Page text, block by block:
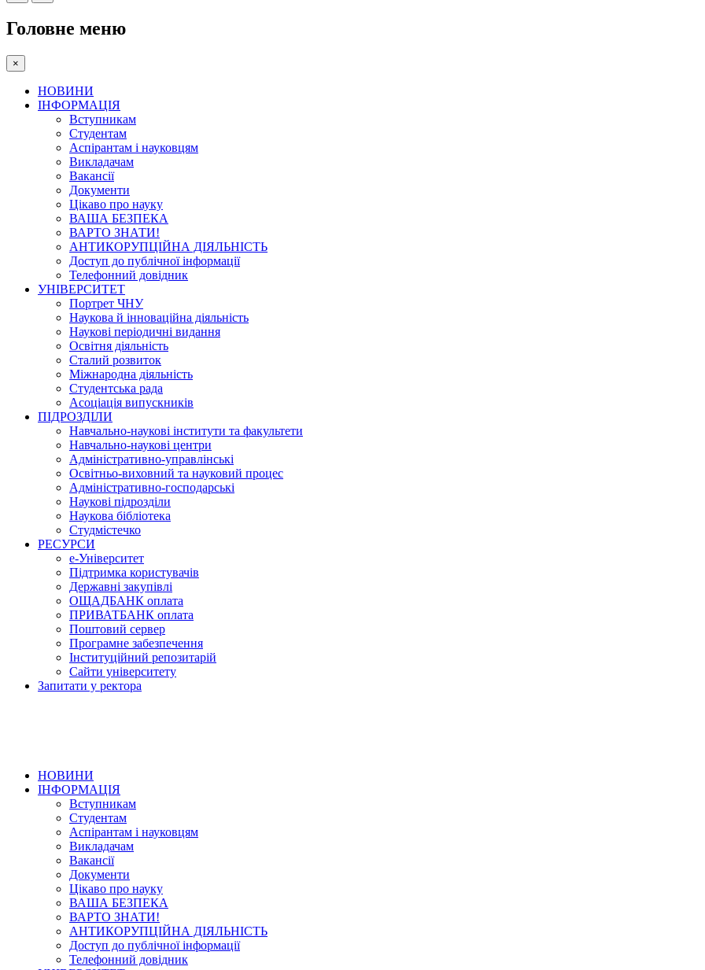
Головне меню
×
НОВИНИ
ІНФОРМАЦІЯ
Вступникам
Студентам
Аспірантам і науковцям
Викладачам
Вакансії
Документи
Цікаво про науку
ВАША БЕЗПЕКА
ВАРТО ЗНАТИ!
АНТИКОРУПЦІЙНА ДІЯЛЬНІСТЬ
Доступ до публічної інформації
Телефонний довідник
УНІВЕРСИТЕТ
Портрет ЧНУ
Наукова й інноваційна діяльність
Наукові періодичні видання
Освітня діяльність
Сталий розвиток
Міжнародна діяльність
Студентська рада
Асоціація випускників
ПІДРОЗДІЛИ
Навчально-наукові інститути та факультети
Навчально-наукові центри
Адміністративно-управлінські
Освітньо-виховний та науковий процес
Адміністративно-господарські
Наукові підрозділи
Наукова бібліотека
Студмістечко
РЕСУРСИ
е-Університет
Підтримка користувачів
Державні закупівлі
ОЩАДБАНК оплата
ПРИВАТБАНК оплата
Поштовий сервер
Програмне забезпечення
Інституційний репозитарій
Сайти університету
Запитати у ректора
НОВИНИ
ІНФОРМАЦІЯ
Вступникам
Студентам
Аспірантам і науковцям
Викладачам
Вакансії
Документи
Цікаво про науку
ВАША БЕЗПЕКА
ВАРТО ЗНАТИ!
АНТИКОРУПЦІЙНА ДІЯЛЬНІСТЬ
Доступ до публічної інформації
Телефонний довідник